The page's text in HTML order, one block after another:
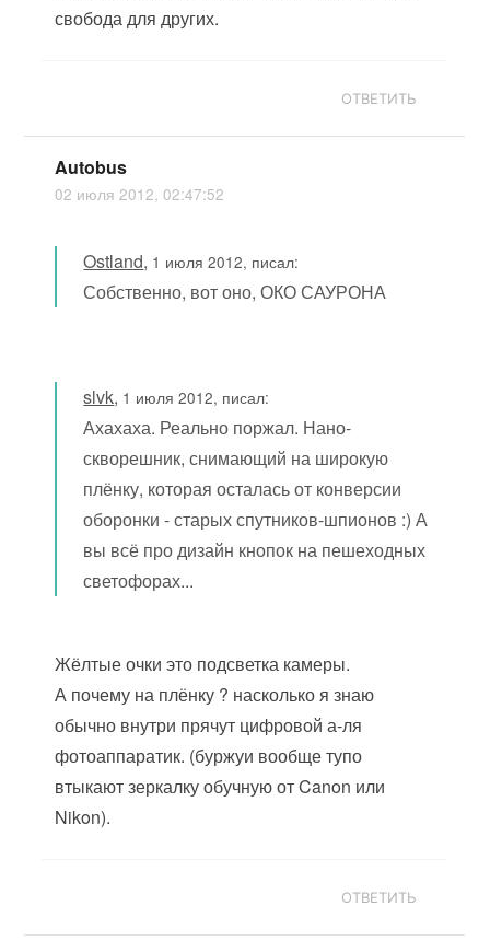
свобода для других.
ОТВЕТИТЬ
Autobus
02 июля 2012, 02:47:52
Ostland, 1 июля 2012, писал:
Собственно, вот оно, ОКО САУРОНА
slvk, 1 июля 2012, писал:
Ахахаха. Реально поржал. Нано-
скворешник, снимающий на широкую
плёнку, которая осталась от конверсии
оборонки - старых спутников-шпионов :) А
вы всё про дизайн кнопок на пешеходных
светофорах...
Жёлтые очки это подсветка камеры.
А почему на плёнку ? насколько я знаю
обычно внутри прячут цифровой а-ля
фотоаппаратик. (буржуи вообще тупо
втыкают зеркалку обучную от Canon или
Nikon).
ОТВЕТИТЬ